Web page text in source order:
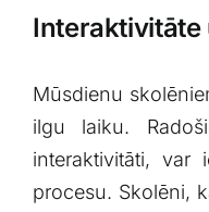
Interaktivitāte
Mūsdienu​
ilgu laiku.
interaktivitāti, var
⁤procesu. Skolēni,